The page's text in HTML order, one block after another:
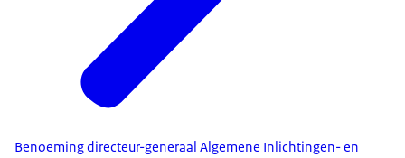
Benoeming directeur-generaal Algemene Inlichtingen- en